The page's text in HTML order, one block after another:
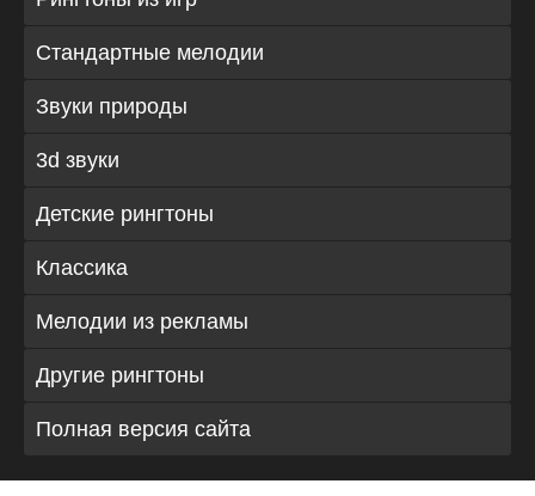
Стандартные мелодии
Звуки природы
3d звуки
Детские рингтоны
Классика
Мелодии из рекламы
Другие рингтоны
Полная версия сайта